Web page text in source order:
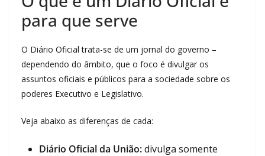
para que serve
O Diário Oficial trata-se de um jornal do governo –
dependendo do âmbito, que o foco é divulgar os
assuntos oficiais e públicos para a sociedade sobre os
poderes Executivo e Legislativo.
Veja abaixo as diferenças de cada:
Diário Oficial da União:divulga somente